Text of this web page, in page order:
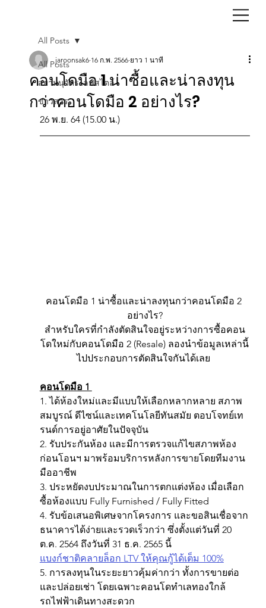
All Posts
สยามนุวัตรไลฟ์สไตล์
ข่าวสาร
All Posts
คอนโดมือ 1 น่าซื้อและน่าลงทุน
กว่าคอนโดมือ 2 อย่างไร?
jaroonsak6 16 ก.พ. 2566 ยาว 1 นาที
26 พ.ย. 64 (15.00 น.)
คอนโดมือ 1 น่าซื้อและน่าลงทุนกว่าคอนโดมือ 2
อย่างไร?
สำหรับใครที่กำลังตัดสินใจอยู่ระหว่างการซื้อคอน
โดใหม่กับคอนโดมือ 2 (Resale) ลองนำข้อมูลเหล่านี้
ไปประกอบการตัดสินใจกันได้เลย
คอนโดมือ 1
1. ได้ห้องใหม่และมีแบบให้เลือกหลากหลาย สภาพ
สมบูรณ์ ดีไซน์และเทคโนโลยีทันสมัย ตอบโจทย์เท
รนด์การอยู่อาศัยในปัจจุบัน
2. รับประกันห้อง และมีการตรวจแก้ไขสภาพห้อง
ก่อนโอนฯ มาพร้อมบริการหลังการขายโดยทีมงาน
มืออาชีพ
3. ประหยัดงบประมาณในการตกแต่งห้อง เมื่อเลือก
ซื้อห้องแบบ Fully Furnished / Fully Fitted
4. รับข้อเสนอพิเศษจากโครงการ และขอสินเชื่อจาก
ธนาคารได้ง่ายและรวดเร็วกว่า ซึ่งตั้งแต่วันที่ 20
ต.ค. 2564 ถึงวันที่ 31 ธ.ค. 2565 นี้
แบงก์ชาติคลายล็อก LTV ให้คุณกู้ได้เต็ม 100%
5. การลงทุนในระยะยาวคุ้มค่ากว่า ทั้งการขายต่อ
และปล่อยเช่า โดยเฉพาะคอนโดทำเลทองใกล้
รถไฟฟ้าเดินทางสะดวก